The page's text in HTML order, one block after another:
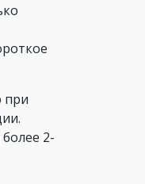
при
2-